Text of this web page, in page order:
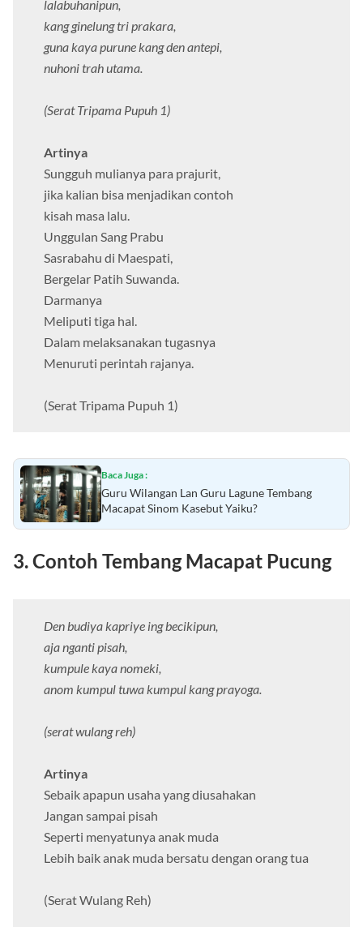
lalabuhanipun,
kang ginelung tri prakara,
guna kaya purune kang den antepi,
nuhoni trah utama.
(Serat Tripama Pupuh 1)
Artinya
Sungguh mulianya para prajurit,
jika kalian bisa menjadikan contoh
kisah masa lalu.
Unggulan Sang Prabu
Sasrabahu di Maespati,
Bergelar Patih Suwanda.
Darmanya
Meliputi tiga hal.
Dalam melaksanakan tugasnya
Menuruti perintah rajanya.
(Serat Tripama Pupuh 1)
Baca Juga :
Guru Wilangan Lan Guru Lagune Tembang
Macapat Sinom Kasebut Yaiku?
3. Contoh Tembang Macapat Pucung
Den budiya kapriye ing becikipun,
aja nganti pisah,
kumpule kaya nomeki,
anom kumpul tuwa kumpul kang prayoga.
(serat wulang reh)
Artinya
Sebaik apapun usaha yang diusahakan
Jangan sampai pisah
Seperti menyatunya anak muda
Lebih baik anak muda bersatu dengan orang tua
(Serat Wulang Reh)